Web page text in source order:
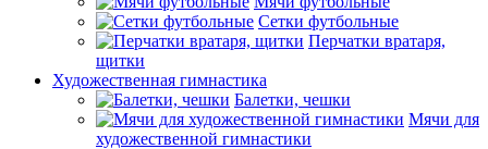
Сетки футбольные
Перчатки вратаря,
щитки
Художественная гимнастика
Балетки, чешки
Мячи для
художественной гимнастики